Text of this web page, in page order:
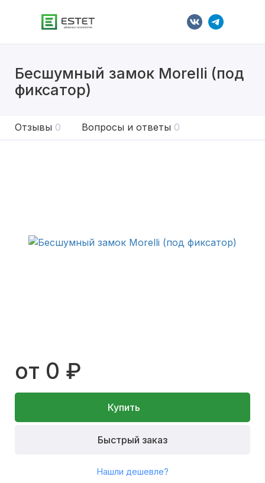
Бесшумный замок Morelli (под
фиксатор)
Отзывы 0 Вопросы и ответы 0
от 0 ₽
Купить
Быстрый заказ
Нашли дешевле?